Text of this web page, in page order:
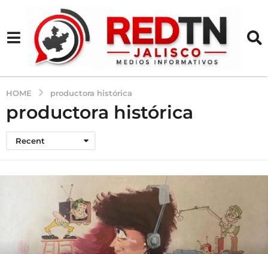
HOME productora histórica
productora histórica
Recent